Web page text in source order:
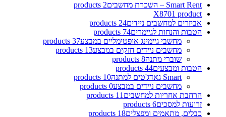
Smart Rent – השכרת מחשבים
2 products
X8701 product
אביזרים למחשבים ניידים24 products
הטבות והנחות לגיימרים74 products
מחשבי גיימינג אופטימליים במבצע37 products
מחשבים ניידים חזקים במבצע13 products
שוברי מתנה8 products
הטבות ומבצעים44 products
Smart גאדג'טים למתנה
10 products
מחשבים ניידים במבצע0 products
הרחבת אחריות למחשבים 11 products
זרועות למסכים6 products
כבלים, מתאמים ומפצלים18 products